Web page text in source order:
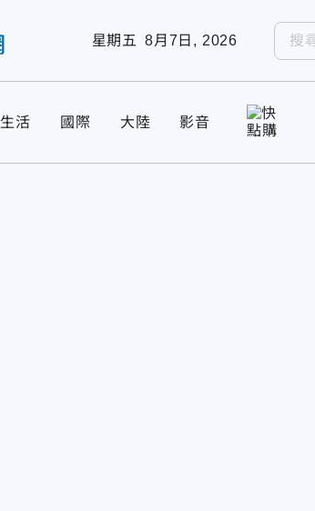
星期五 8月7日, 2026
生活 國際 大陸 影音